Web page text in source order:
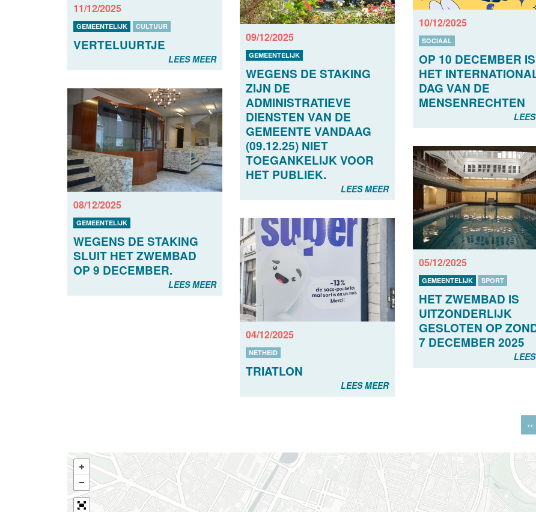
11/12/2025
GEMEENTELIJK CULTUUR
VERTELUURTJE
LEES MEER
10/12/2025
SOCIAAL
OP 10 DECEMBER IS
HET
DAG VAN DE
MENSENRECHTEN
09/12/2025
GEMEENTELIJK
WEGENS DE STAKING
ZIJN DE
ADMINISTRATIEVE
DIENSTEN VAN DE
GEMEENTE VANDAAG
(09.12.25) NIET
TOEGANKELIJK VOOR
HET PUBLIEK.
LEES MEER
08/12/2025
GEMEENTELIJK
WEGENS DE STAKING
SLUIT HET ZWEMBAD
OP 9 DECEMBER.
LEES MEER
05/12/2025
GEMEENTELIJK SPORT
HET ZWEMBAD IS
UITZONDERLIJK
GESLOTEN OP
7 DECEMBER 2025
04/12/2025
NETHEID
TRIATLON
LEES MEER
‹‹